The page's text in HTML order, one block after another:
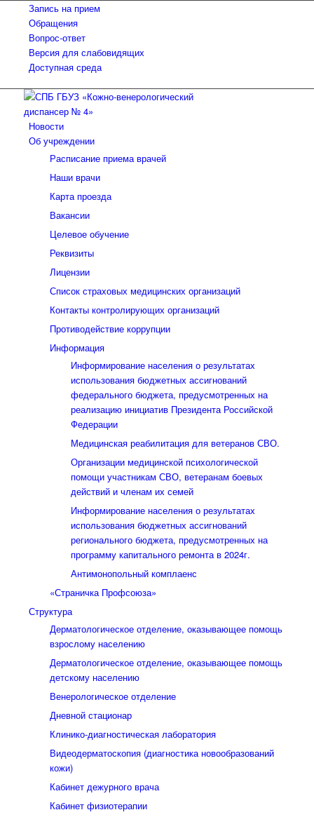
Запись на прием
Обращения
Вопрос-ответ
Версия для слабовидящих
Доступная среда
Новости
Об учреждении
Расписание приема врачей
Наши врачи
Карта проезда
Вакансии
Целевое обучение
Реквизиты
Лицензии
Список страховых медицинских организаций
Контакты контролирующих организаций
Противодействие коррупции
Информация
Информирование населения о результатах
использования бюджетных ассигнований
федерального бюджета, предусмотренных на
реализацию инициатив Президента Российской
Федерации
Медицинская реабилитация для ветеранов СВО.
Организации медицинской психологической
помощи участникам СВО, ветеранам боевых
действий и членам их семей
Информирование населения о результатах
использования бюджетных ассигнований
регионального бюджета, предусмотренных на
программу капитального ремонта в 2024г.
Антимонопольный комплаенс
«Страничка Профсоюза»
Структура
Дерматологическое отделение, оказывающее помощь
взрослому населению
Дерматологическое отделение, оказывающее помощь
детскому населению
Венерологическое отделение
Дневной стационар
Клинико-диагностическая лаборатория
Видеодерматоскопия (диагностика новообразований
кожи)
Кабинет дежурного врача
Кабинет физиотерапии